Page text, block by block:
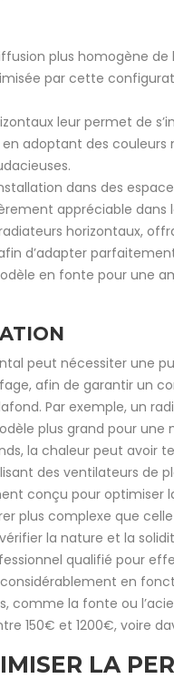
plus homogène de
par cette
leur permet de
adoptant des
dans des
appréciable
horizontaux,
d’adapter
en fonte pour une
peut nécessiter une
afin de garantir un
Par exemple, un
plus grand pour une
la chaleur peut avoir
des ventilateurs de
conçu pour optimiser
plus complexe que
la nature et la
qualifié pour
en
la fonte ou
150€ et 1200€, voire
LA